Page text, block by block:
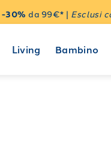
-30% da 99€* | Esclusi
Living Bambino